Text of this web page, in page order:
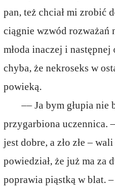
pan, też chciał mi zrobić
ciągnie wzwód rozważań
młoda inaczej i
chyba, że nekroseks w
powieką.
–– Ja bym głupia nie
przygarbiona uczennica.
jest dobre, a zło złe –
powiedział, że już ma za
poprawia piąstką w blat.